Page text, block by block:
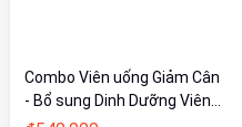
Combo Viên uống Giảm Cân
- Bổ sung Dinh Dưỡng Viên